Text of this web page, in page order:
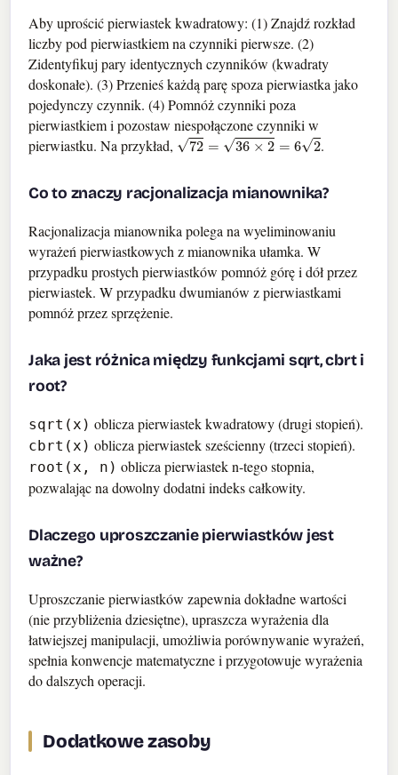
Aby uprościć pierwiastek kwadratowy: (1) Znajdź rozkład
liczby pod pierwiastkiem na czynniki pierwsze. (2)
Zidentyfikuj pary identycznych czynników (kwadraty
doskonałe). (3) Przenieś każdą parę spoza pierwiastka jako
pojedynczy czynnik. (4) Pomnóż czynniki poza
pierwiastkiem i pozostaw niespołączone czynniki w
pierwiastku. Na przykład, 72=36×2=62 .
Co to znaczy racjonalizacja mianownika?
Racjonalizacja mianownika polega na wyeliminowaniu
wyrażeń pierwiastkowych z mianownika ułamka. W
przypadku prostych pierwiastków pomnóż górę i dół przez
pierwiastek. W przypadku dwumianów z pierwiastkami
pomnóż przez sprzężenie.
Jaka jest różnica między funkcjami sqrt, cbrt i
root?
sqrt(x) oblicza pierwiastek kwadratowy (drugi stopień).
cbrt(x) oblicza pierwiastek sześcienny (trzeci stopień).
root(x, n) oblicza pierwiastek n-tego stopnia,
pozwalając na dowolny dodatni indeks całkowity.
Dlaczego uproszczanie pierwiastków jest
ważne?
Uproszczanie pierwiastków zapewnia dokładne wartości
(nie przybliżenia dziesiętne), upraszcza wyrażenia dla
łatwiejszej manipulacji, umożliwia porównywanie wyrażeń,
spełnia konwencje matematyczne i przygotowuje wyrażenia
do dalszych operacji.
Dodatkowe zasoby